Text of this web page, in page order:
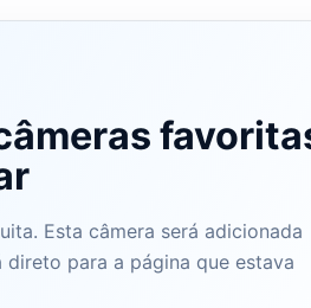
Esta câmera será adicionada
para a página que estava